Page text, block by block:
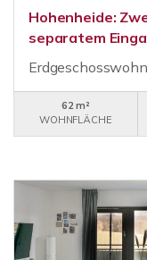
Hohenheide:
separatem
62 m²
WOHNFLÄCHE